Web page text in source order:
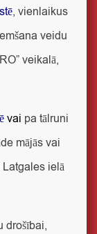
, vienlaikus
veidu
veikalā,
vai pa tālruni
mājās vai
Latgales ielā
drošībai,